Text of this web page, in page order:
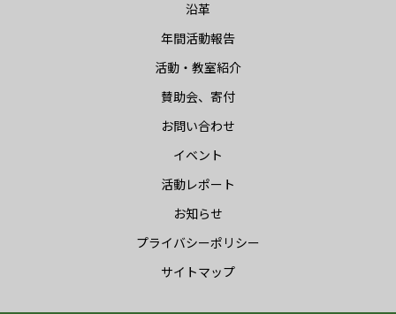
沿革
年間活動報告
活動・教室紹介
賛助会、寄付
お問い合わせ
イベント
活動レポート
お知らせ
プライバシーポリシー
サイトマップ